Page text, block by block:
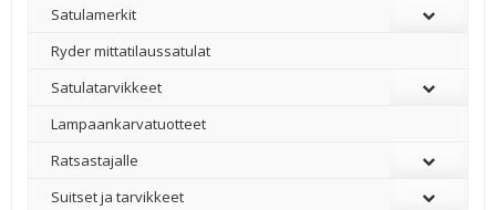
Satulamerkit
Ryder mittatilaussatulat
Satulatarvikkeet
–
Lampaankarvatuotteet
Ratsastajalle
Suitset ja tarvikkeet